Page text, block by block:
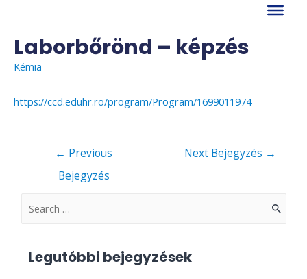
contentLaborbőrönd – képzés
Kémia
https://ccd.eduhr.ro/program/Program/1699011974
← Previous
Bejegyzés
Next Bejegyzés →
S
Legutóbbi bejegyzések